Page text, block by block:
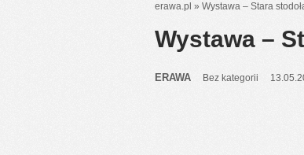
erawa.pl » Wystawa – Stara
Wystawa –
ERAWA Bez kategorii